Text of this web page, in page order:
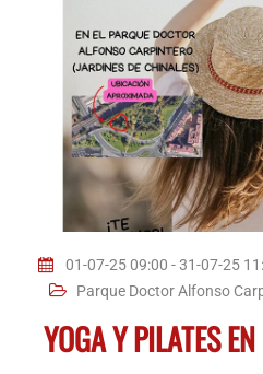
01-07-25 09:00 - 31-07-25
Parque Doctor Alfonso
YOGA Y PILATES